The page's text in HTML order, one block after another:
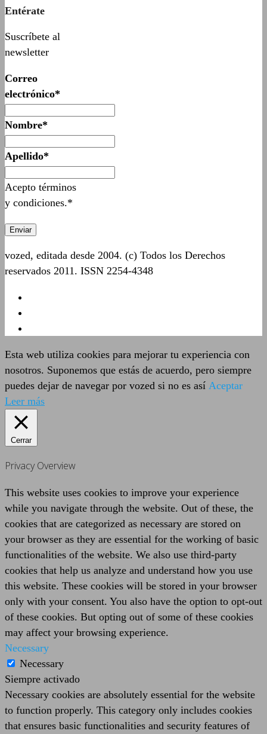
Entérate
Suscríbete al
newsletter
Correo
electrónico*
Nombre*
Apellido*
Acepto términos
y condiciones.*
vozed, editada desde 2004. (c) Todos los Derechos
reservados 2011. ISSN 2254-4348
Esta web utiliza cookies para mejorar tu experiencia con
nosotros. Suponemos que estás de acuerdo, pero siempre
puedes dejar de navegar por vozed si no es así Aceptar
Leer más
Cerrar
Privacy Overview
This website uses cookies to improve your experience
while you navigate through the website. Out of these, the
cookies that are categorized as necessary are stored on
your browser as they are essential for the working of basic
functionalities of the website. We also use third-party
cookies that help us analyze and understand how you use
this website. These cookies will be stored in your browser
only with your consent. You also have the option to opt-out
of these cookies. But opting out of some of these cookies
may affect your browsing experience.
Necessary
Necessary
Siempre activado
Necessary cookies are absolutely essential for the website
to function properly. This category only includes cookies
that ensures basic functionalities and security features of